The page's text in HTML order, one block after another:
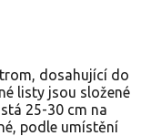
dosahující do
listy jsou složené
25-30 cm na
podle umístění